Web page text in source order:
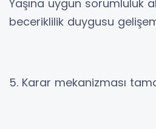
Yaşına uygun sorumluluk
beceriklilik duygusu
5. Karar mekanizması